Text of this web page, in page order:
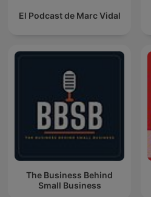
El Podcast de Marc Vidal
The Business Behind
Small Business